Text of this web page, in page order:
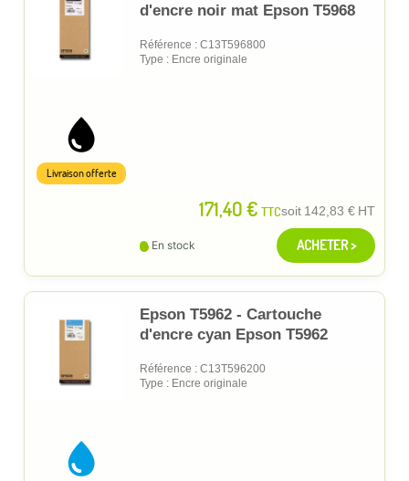
d'encre noir mat Epson T5968
Référence : C13T596800
Type : Encre originale
171,40 € TTCsoit 142,83 € HT
Livraison offerte
En stock ACHETER >
Epson T5962 - Cartouche
d'encre cyan Epson T5962
Référence : C13T596200
Type : Encre originale